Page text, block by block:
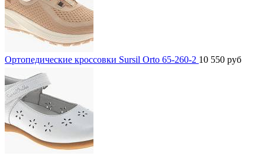
Ортопедические кроссовки Sursil Orto 65-260-2 10 550 руб